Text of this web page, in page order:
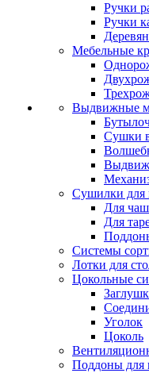
Ручки
Ручки
Мебельные
Выдвижные
Сушки
Сушилки для
Для
Для
Системы
Лотки для
Цокольные
Уголок
Цоколь
Поддоны для